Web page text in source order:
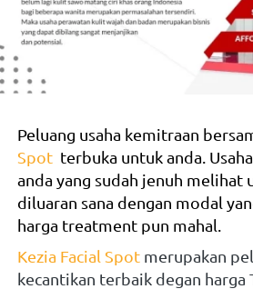
Peluang usaha kemitraan
Spot terbuka untuk anda.
anda yang sudah jenuh melihat
diluaran sana dengan modal
harga treatment pun mahal.
Kezia Facial Spot merupakan
kecantikan terbaik degan harga